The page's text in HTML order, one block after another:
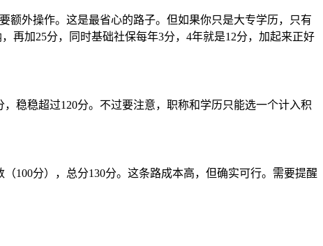
额外操作。这是最省心的路子。但如果你只是大专学历，只有
再加25分，同时基础社保每年3分，4年就是12分，加起来正好
稳稳超过120分。不过要注意，职称和学历只能选一个计入积
100分），总分130分。这条路成本高，但确实可行。需要提醒